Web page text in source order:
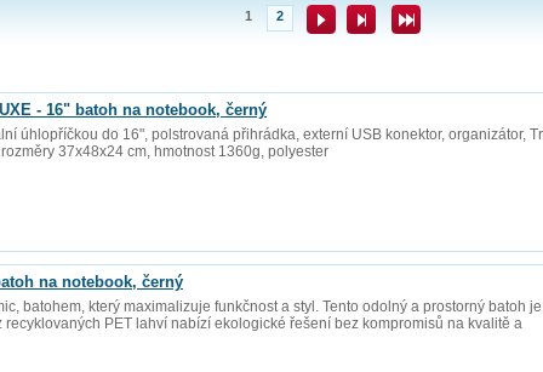
1 2
- 16" batoh na notebook, černý
úhlopříčkou do 16", polstrovaná přihrádka, externí USB konektor, organizátor,
37x48x24 cm, hmotnost 1360g, polyester
na notebook, černý
batohem, který maximalizuje funkčnost a styl. Tento odolný a prostorný batoh
recyklovaných PET lahví nabízí ekologické řešení bez kompromisů na kvalitě a